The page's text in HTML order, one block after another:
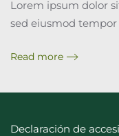
Lorem ipsum dolor
sed eiusmod
Read more
Declaración de